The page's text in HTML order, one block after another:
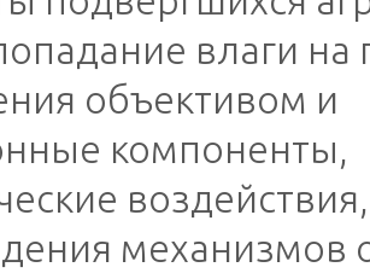
влаги на
объективом и
компоненты,
воздействия,
механизмов